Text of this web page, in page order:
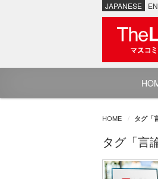
JAPANESE
HOME タグ「
タグ「言